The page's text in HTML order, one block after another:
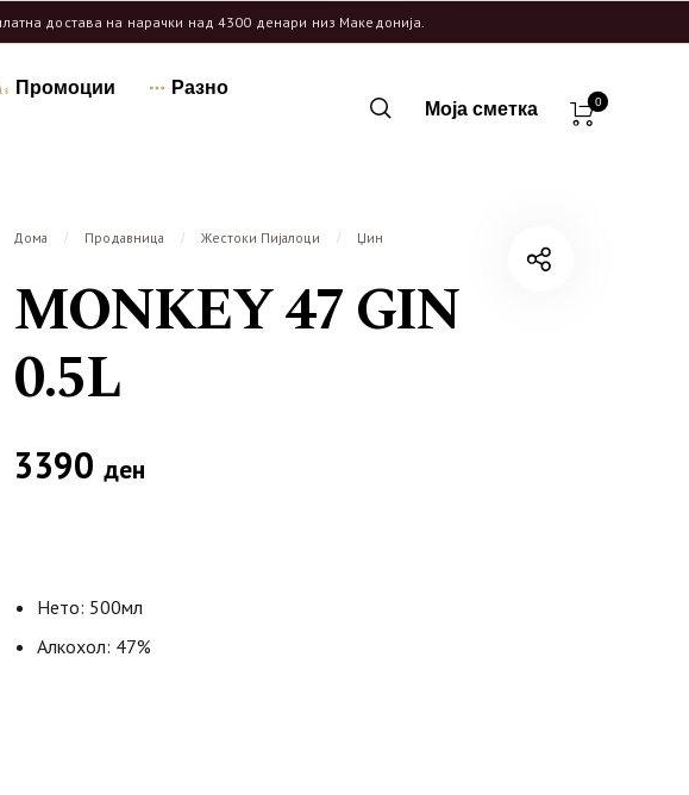
достава на нарачки над 4300 денари низ Македонија.
Промоции Разно
Моја сметка 0
Дома / Продавница / Жестоки Пијалоци / Џин
MONKEY 47 GIN
0.5L
3390 ден
Нето: 500мл
Алкохол: 47%